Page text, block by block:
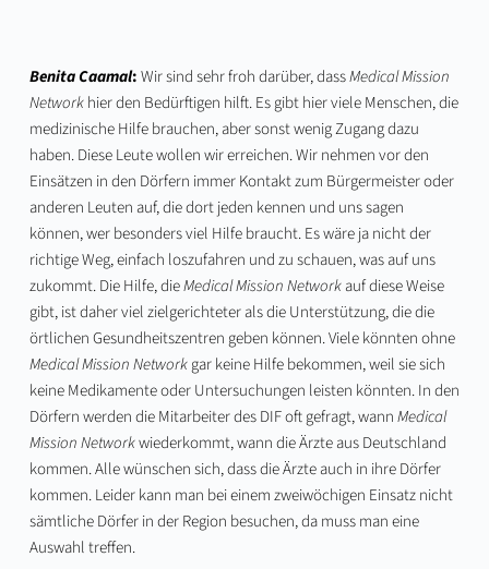
Benita Caamal:Wir sind sehr froh darüber, dassMedical Mission
Networkhier den Bedürftigen hilft. Es gibt hier viele Menschen, die
medizinische Hilfe brauchen, aber sonst wenig Zugang dazu
haben. Diese Leute wollen wir erreichen. Wir nehmen vor den
Einsätzen in den Dörfern immer Kontakt zum Bürgermeister oder
anderen Leuten auf, die dort jeden kennen und uns sagen
können, wer besonders viel Hilfe braucht. Es wäre ja nicht der
richtige Weg, einfach loszufahren und zu schauen, was auf uns
zukommt. Die Hilfe, dieMedical Mission Networkauf diese Weise
gibt, ist daher viel zielgerichteter als die Unterstützung, die die
örtlichen Gesundheitszentren geben können. Viele könnten ohne
Medical Mission Networkgar keine Hilfe bekommen, weil sie sich
keine Medikamente oder Untersuchungen leisten könnten. In den
Dörfern werden die Mitarbeiter des DIF oft gefragt, wannMedical
Mission Networkwiederkommt, wann die Ärzte aus Deutschland
kommen. Alle wünschen sich, dass die Ärzte auch in ihre Dörfer
kommen. Leider kann man bei einem zweiwöchigen Einsatz nicht
sämtliche Dörfer in der Region besuchen, da muss man eine
Auswahl treffen.